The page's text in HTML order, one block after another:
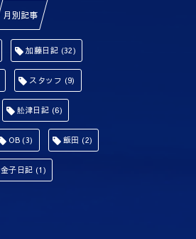
月別記事
加藤日記 (32)
スタッフ (9)
舩津日記 (6)
OB(3) 飯田 (2)
金子日記 (1)